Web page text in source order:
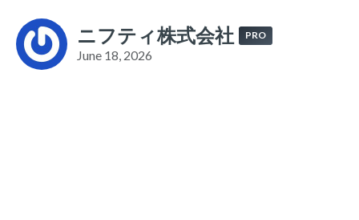
ニフティ株式会社 PRO
June 18, 2026